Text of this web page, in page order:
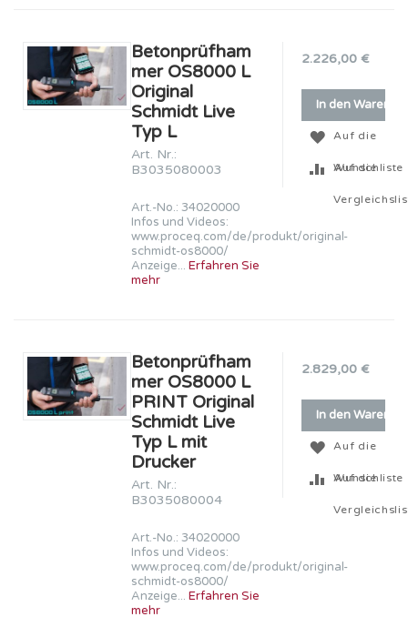
Betonprüfham
mer OS8000 L
Original
Schmidt Live
Typ L
Art. Nr.:
B3035080003
Art.-No.: 34020000
Infos und Videos:
www.proceq.com/de/produkt/original-
schmidt-os8000/
Anzeige... Erfahren Sie
mehr
2.226,00 €
In den
Auf die
Wunschliste
Auf die
Betonprüfham
mer OS8000 L
PRINT Original
Schmidt Live
Typ L mit
Drucker
Art. Nr.:
B3035080004
Art.-No.: 34020000
Infos und Videos:
www.proceq.com/de/produkt/original-
schmidt-os8000/
Anzeige... Erfahren Sie
mehr
2.829,00 €
In den
Auf die
Wunschliste
Auf die